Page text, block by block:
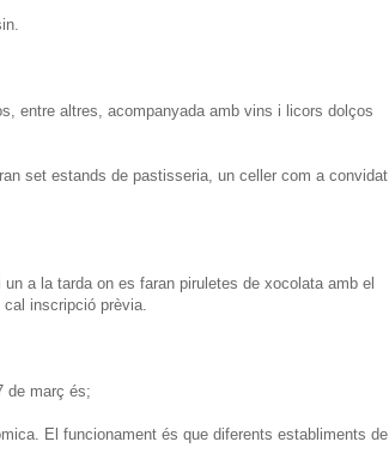
entre altres, acompanyada amb vins i licors dolços
set estands de pastisseria, un celler com a convidat
a la tarda on es faran piruletes de xocolata amb el
inscripció prèvia.
de març és;
El funcionament és que diferents establiments de